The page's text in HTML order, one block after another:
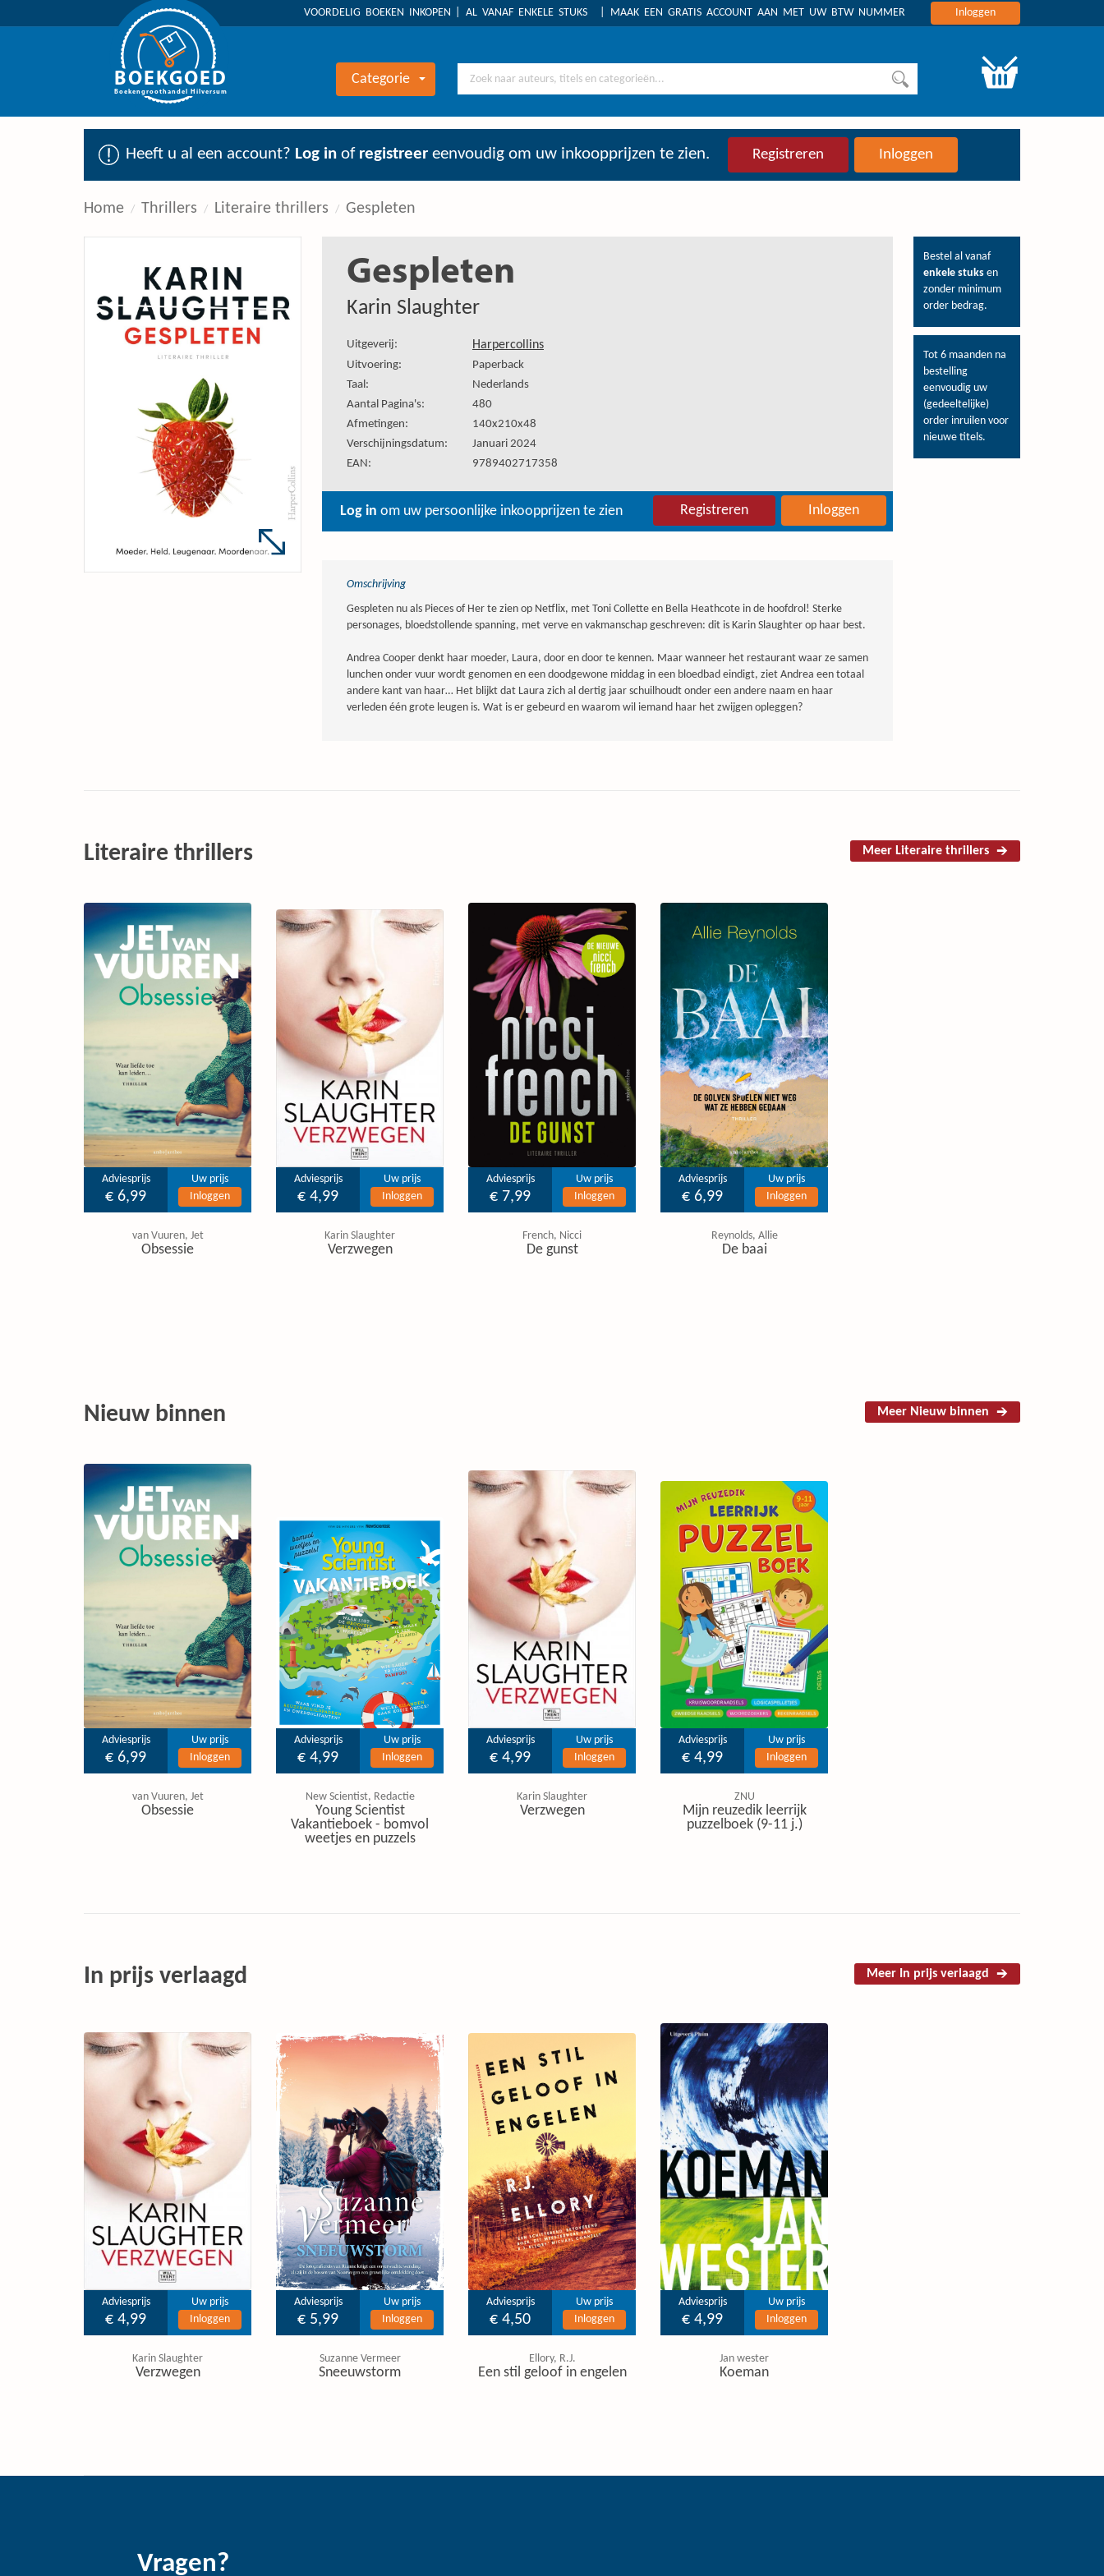
VOORDELIG BOEKEN INKOPEN AL VANAF ENKELE STUKS MAAK EEN GRATIS ACCOUNT AAN MET UW BTW NUMMER Inloggen
BOEKGOED
Boekengroothandel Hilversum
Categorie
Heeft u al een account? Log in of registreer eenvoudig om uw inkoopprijzen te zien. Registreren Inloggen
Home Thrillers Literaire thrillers Gespleten
Bestel al vanaf
enkele stuks en
zonder minimum
order bedrag.
Tot 6 maanden na
bestelling
eenvoudig uw
(gedeeltelijke)
order inruilen voor
nieuwe titels.
Gespleten
Karin Slaughter
Uitgeverij: Harpercollins
Uitvoering:
Paperback
Taal:
Nederlands
Aantal Pagina's:
480
Afmetingen:
140x210x48
Verschijningsdatum:
Januari 2024
EAN:
9789402717358
Log in om uw persoonlijke inkoopprijzen te zien Registreren Inloggen
Omschrijving
Gespleten nu als Pieces of Her te zien op Netflix, met Toni Collette en Bella Heathcote in de hoofdrol! Sterke
personages, bloedstollende spanning, met verve en vakmanschap geschreven: dit is Karin Slaughter op haar best.
Andrea Cooper denkt haar moeder, Laura, door en door te kennen. Maar wanneer het restaurant waar ze samen
lunchen onder vuur wordt genomen en een doodgewone middag in een bloedbad eindigt, ziet Andrea een totaal
andere kant van haar… Het blijkt dat Laura zich al dertig jaar schuilhoudt onder een andere naam en haar
verleden één grote leugen is. Wat is er gebeurd en waarom wil iemand haar het zwijgen opleggen?
Literaire thrillers Meer Literaire thrillers
Adviesprijs
€ 6,99
Uw prijs
Inloggen
van Vuuren, Jet
Obsessie
Adviesprijs
€ 4,99
Uw prijs
Inloggen
Karin Slaughter
Verzwegen
Adviesprijs
€ 7,99
Uw prijs
Inloggen
French, Nicci
De gunst
Adviesprijs
€ 6,99
Uw prijs
Inloggen
Reynolds, Allie
De baai
Nieuw binnen Meer Nieuw binnen
Adviesprijs
€ 6,99
Uw prijs
Inloggen
van Vuuren, Jet
Obsessie
Adviesprijs
€ 4,99
Uw prijs
Inloggen
New Scientist, Redactie
Young Scientist
Vakantieboek - bomvol
weetjes en puzzels
Adviesprijs
€ 4,99
Uw prijs
Inloggen
Karin Slaughter
Verzwegen
Adviesprijs
€ 4,99
Uw prijs
Inloggen
ZNU
Mijn reuzedik leerrijk
puzzelboek (9-11 j.)
In prijs verlaagd Meer In prijs verlaagd
Adviesprijs
€ 4,99
Uw prijs
Inloggen
Karin Slaughter
Verzwegen
Adviesprijs
€ 5,99
Uw prijs
Inloggen
Suzanne Vermeer
Sneeuwstorm
Adviesprijs
€ 4,50
Uw prijs
Inloggen
Ellory, R.J.
Een stil geloof in engelen
Adviesprijs
€ 4,99
Uw prijs
Inloggen
Jan wester
Koeman
Vragen?